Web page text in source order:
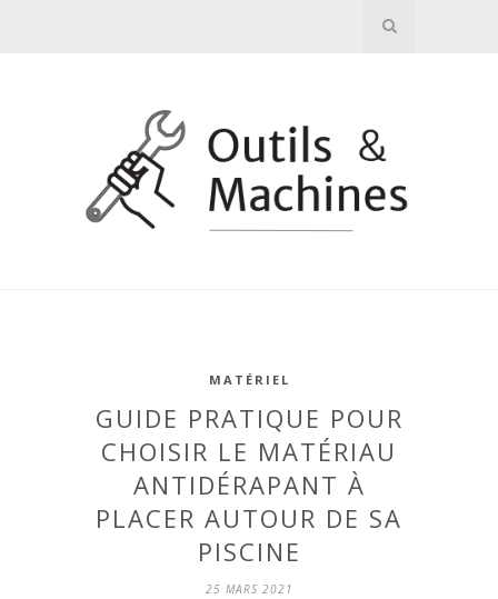
MATÉRIEL
GUIDE PRATIQUE POUR
CHOISIR LE MATÉRIAU
ANTIDÉRAPANT À
PLACER AUTOUR DE SA
PISCINE
25 MARS 2021